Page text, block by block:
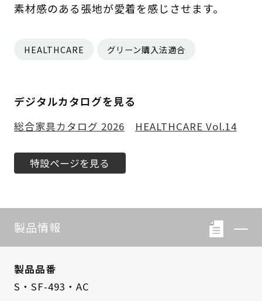
素材感のある張地が愛着を感じさせます。
HEALTHCARE グリーン購入法適合
デジタルカタログを見る
総合家具カタログ 2026 HEALTHCARE Vol.14
特設ページを見る
製品情報
製品品番
S・SF-493・AC